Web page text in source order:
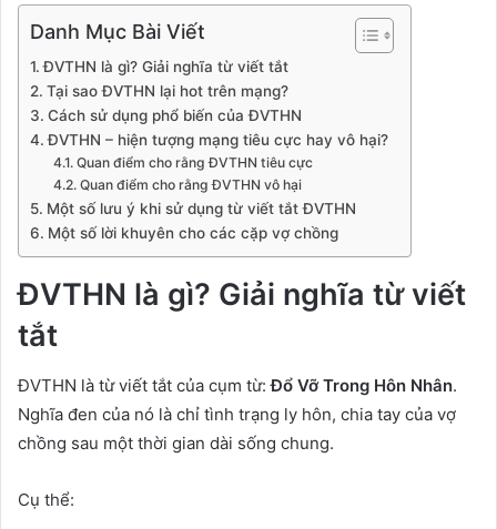
Danh Mục Bài Viết
ĐVTHN là gì? Giải nghĩa từ viết tắt
Tại sao ĐVTHN lại hot trên mạng?
Cách sử dụng phổ biến của ĐVTHN
ĐVTHN – hiện tượng mạng tiêu cực hay vô hại?
Quan điểm cho rằng ĐVTHN tiêu cực
Quan điểm cho rằng ĐVTHN vô hại
Một số lưu ý khi sử dụng từ viết tắt ĐVTHN
Một số lời khuyên cho các cặp vợ chồng
ĐVTHN là gì? Giải nghĩa từ viết
tắt
ĐVTHN là từ viết tắt của cụm từ:Đổ Vỡ Trong Hôn Nhân.
Nghĩa đen của nó là chỉ tình trạng ly hôn, chia tay của vợ
chồng sau một thời gian dài sống chung.
Cụ thể: